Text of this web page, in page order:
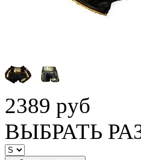
2389 руб
ВЫБРАТЬ